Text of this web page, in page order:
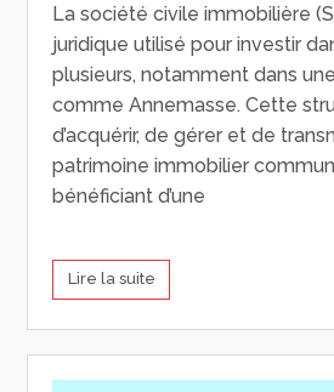
La société civile immobilière
juridique utilisé pour investir
plusieurs, notamment dans
comme Annemasse. Cette
d’acquérir, de gérer et de
patrimoine immobilier
bénéficiant d’une
Lire la suite